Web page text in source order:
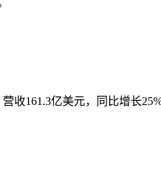
收161.3亿美元，同比增长